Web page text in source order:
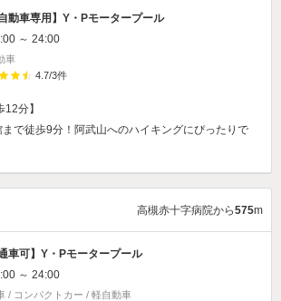
動車専用】 Y・Pモータープール
～ 24:00
車
4.7/3件
12分】
で徒歩9分！阿武山へのハイキングにぴったりで
高槻赤十字病院から575m
車可】 Y・Pモータープール
～ 24:00
/ コンパクトカー / 軽自動車